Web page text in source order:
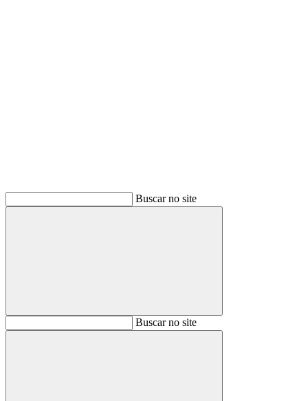
Buscar no site
BuscarBuscar no site